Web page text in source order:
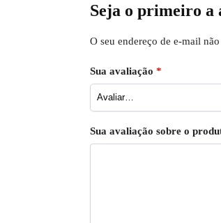
Seja o primeiro
O seu endereço de e-mail
Sua avaliação *
Sua avaliação sobre o